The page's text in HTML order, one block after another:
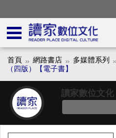
首頁 網路書店 多媒體系列
（四版）【電子書】
讀家數位文化